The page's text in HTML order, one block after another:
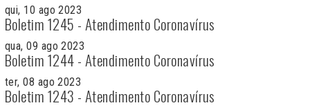
qui, 10 ago 2023
Boletim 1245 - Atendimento Coronavírus
qua, 09 ago 2023
Boletim 1244 - Atendimento Coronavírus
ter, 08 ago 2023
Boletim 1243 - Atendimento Coronavírus